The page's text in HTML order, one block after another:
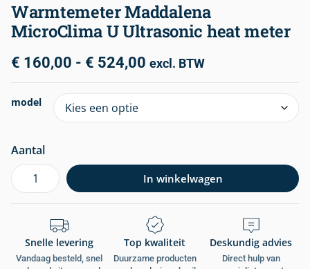
Warmtemeter Maddalena
MicroClima U Ultrasonic heat meter
€ 160,00 - € 524,00 excl. BTW
model
Aantal
In winkelwagen
Snelle levering
Vandaag besteld, snel
Top kwaliteit
Duurzame producten
Deskundig advies
Direct hulp van